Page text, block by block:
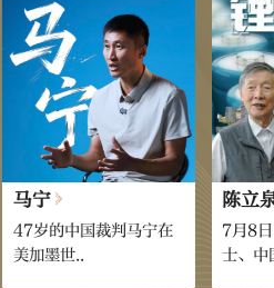
马宁
47岁的中国裁判马宁在
美加墨世..
陈立
7月8
士、中